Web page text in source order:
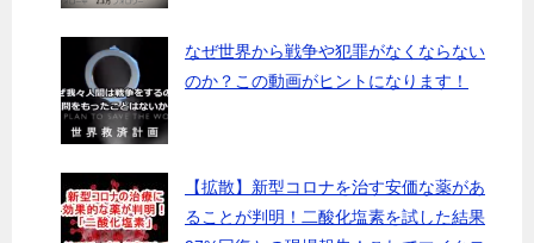
なぜ世界から戦争や犯罪がなくならない
のか？この動画がヒントになります！
【拡散】新型コロナを治す安価な薬があ
ることが判明！二酸化塩素を試した結果